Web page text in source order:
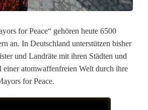
for Peace“ gehören heute 6500
an. In Deutschland unterstützen bisher
und Landräte mit ihren Städten und
einer atomwaffenfreien Welt durch ihre
for Peace.